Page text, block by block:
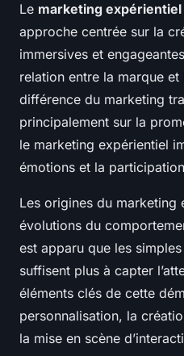
Le marketing expérientiel
approche centrée sur la
immersives et
relation entre la marque
différence du marketing
principalement sur la
le marketing expérientiel
émotions et la
Les origines du marketing
évolutions du
est apparu que les
suffisent plus à capter
éléments clés de cette
personnalisation, la
la mise en scène